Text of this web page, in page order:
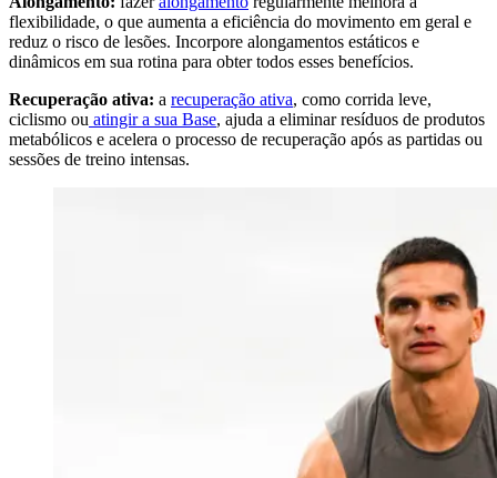
flexibilidade, o que aumenta a eficiência do movimento em geral e
reduz o risco de lesões. Incorpore alongamentos estáticos e
dinâmicos em sua rotina para obter todos esses benefícios.
Recuperação ativa: a recuperação ativa, como corrida leve,
ciclismo ou atingir a sua Base, ajuda a eliminar resíduos de produtos
metabólicos e acelera o processo de recuperação após as partidas ou
sessões de treino intensas.